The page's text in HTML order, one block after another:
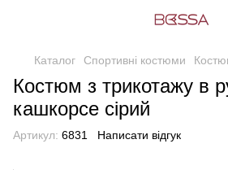
Каталог Спортивні костюми
Костюм з трикотажу в
кашкорсе сірий
Артикул: 6831 Написати відгук